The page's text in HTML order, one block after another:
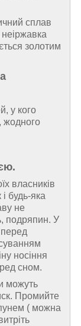
сплав
золотим
у кого
жодного
власників
будь-яка
не
подряпин. У
перед
носіння
сном.
можуть
Промийте
( можна